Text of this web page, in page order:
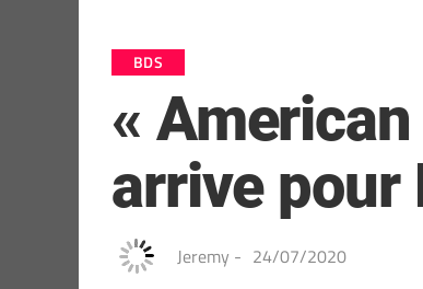
BDS
«
arrive pour
Jeremy - 24/07/2020